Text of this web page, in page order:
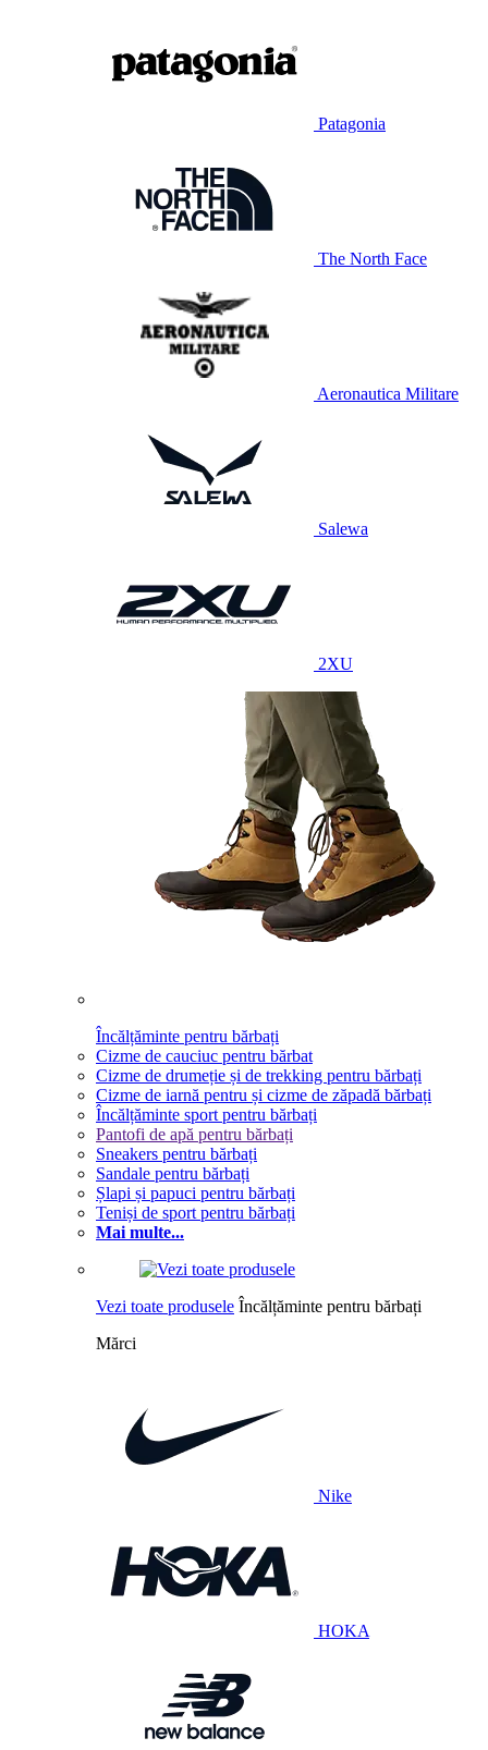
Patagonia
The North Face
Aeronautica Militare
Salewa
2XU
Încălțăminte pentru bărbați
Cizme de cauciuc pentru bărbat
Cizme de drumeție și de trekking pentru bărbați
Cizme de iarnă pentru și cizme de zăpadă bărbați
Încălțăminte sport pentru bărbați
Pantofi de apă pentru bărbați
Sneakers pentru bărbați
Sandale pentru bărbați
Șlapi și papuci pentru bărbați
Teniși de sport pentru bărbați
Mai multe...
Vezi toate produsele Încălțăminte pentru bărbați
Mărci
Nike
HOKA